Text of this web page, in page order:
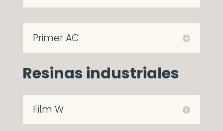
Primer AC
Resinas industriales
Film W